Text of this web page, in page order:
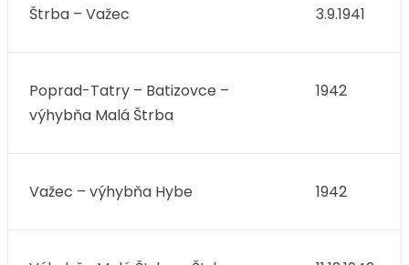
Štrba – Važec 3.9.1941
Poprad-Tatry – Batizovce –
výhybňa Malá Štrba
1942
Važec – výhybňa Hybe 1942